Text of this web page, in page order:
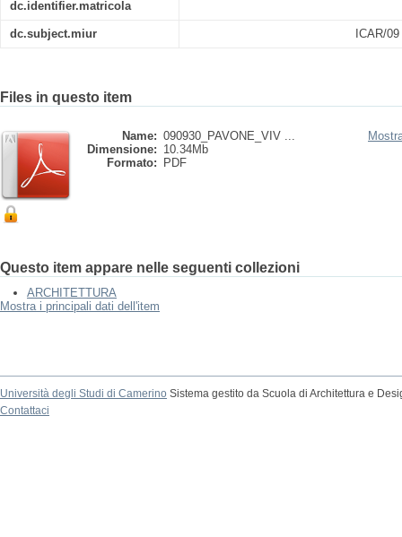
dc.identifier.matricola
dc.subject.miur ICAR/
Files in questo item
Name: 090930_PAVONE_VIV ...
Dimensione: 10.34Mb
Formato:
PDF
Questo item appare nelle seguenti collezioni
ARCHITETTURA
Mostra i principali dati dell'item
Università degli Studi di Camerino Sistema gestito da Scuola di Architettura e
Contattaci